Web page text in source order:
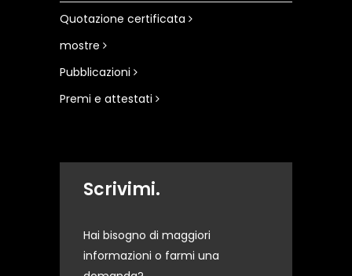
Quotazione certificata
mostre
Pubblicazioni
Premi e attestati
Scrivimi.
Hai bisogno di maggiori
informazioni o farmi una